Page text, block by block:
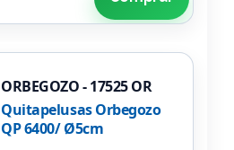
ORBEGOZO - 17525 OR
Quitapelusas Orbegozo
QP 6400/ Ø5cm